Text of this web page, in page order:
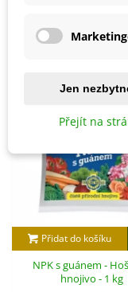
Přidat do košíku
NPK s guánem -
hnojivo - 1 kg
Jen
Přejít na